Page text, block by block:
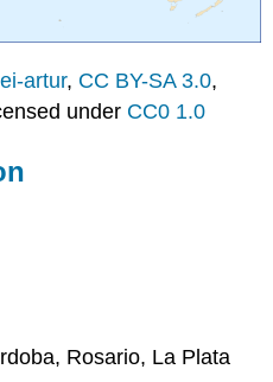
artur, CC BY-SA 3.0,
under CC0 1.0
Rosario, La Plata